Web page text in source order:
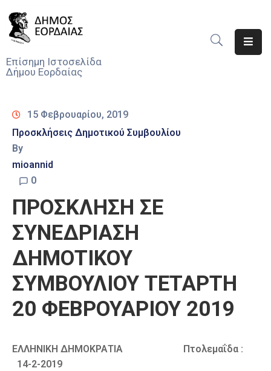
Επίσημη Ιστοσελίδα
Δήμου Εορδαίας
Νέα
Υπηρεσίες
Του
Δήμου
Προσκλήσεις
Αποφάσεις
Τηλέφωνα
Καιρός
15 Φεβρουαρίου, 2019
Προσκλήσεις Δημοτικού Συμβουλίου
By
mioannid
0
ΠΡΟΣΚΛΗΣΗ ΣΕ
ΣΥΝΕΔΡΙΑΣΗ
ΔΗΜΟΤΙΚΟΥ
ΣΥΜΒΟΥΛΙΟΥ ΤΕΤΑΡΤΗ
20 ΦΕΒΡΟΥΑΡΙΟΥ 2019
ΕΛΛΗΝΙΚΗ ΔΗΜΟΚΡΑΤΙΑ Πτολεμαΐδα :
14-2-2019